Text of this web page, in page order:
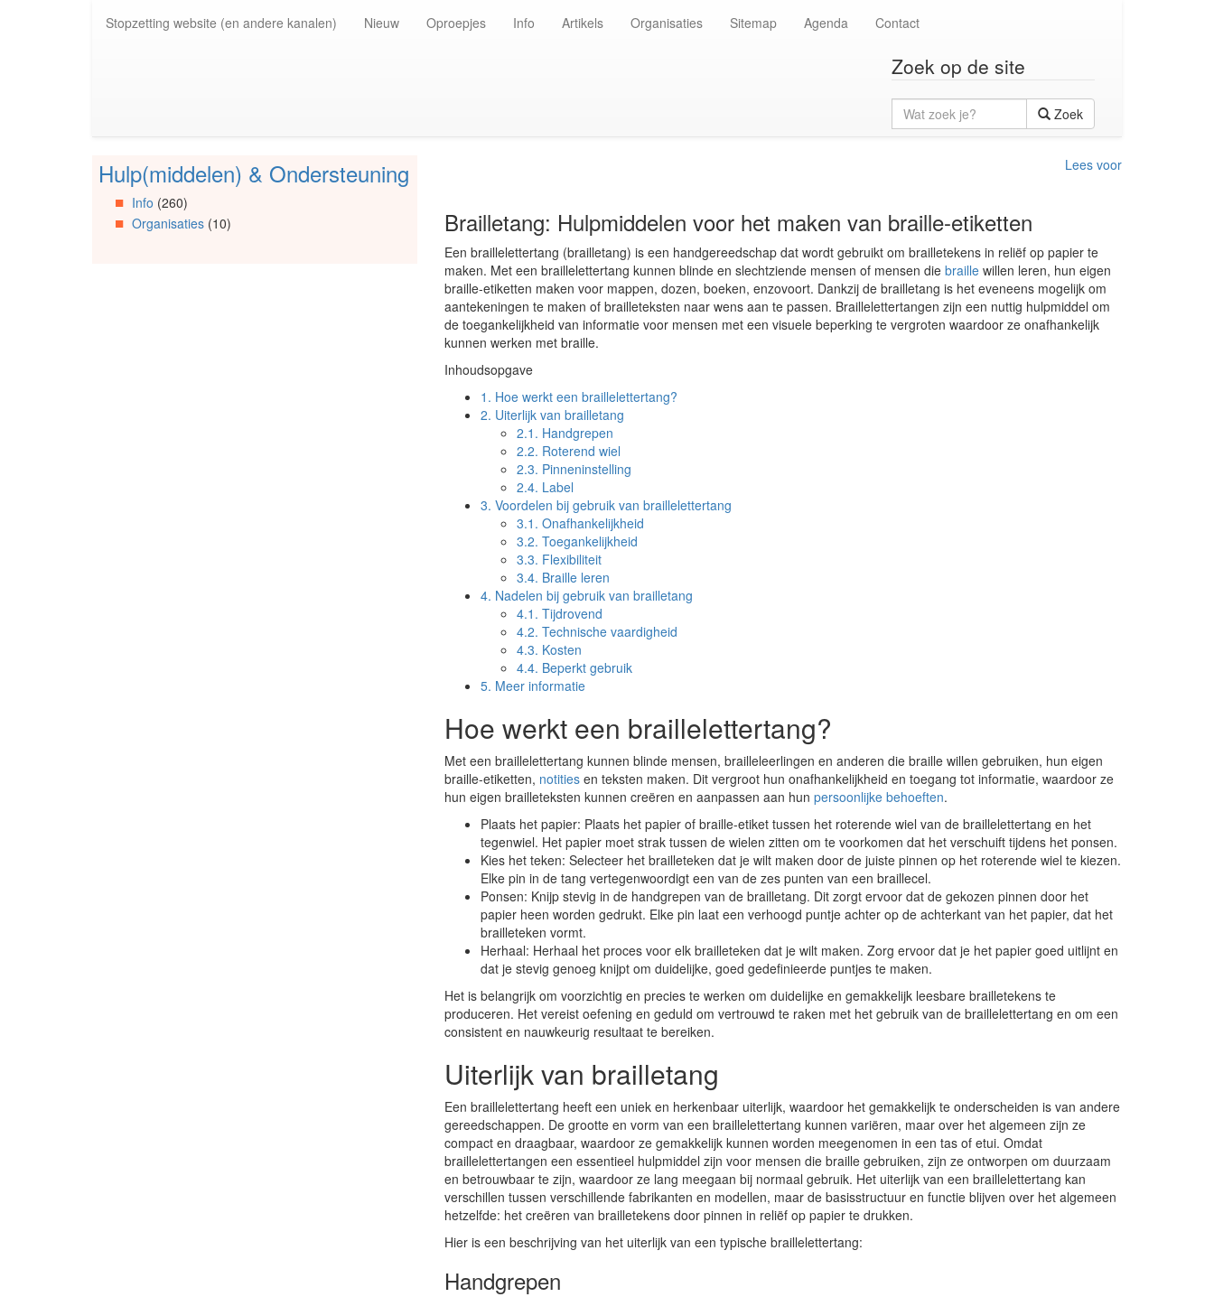
Stopzetting website (en andere kanalen) Nieuw Oproepjes Info Artikels Organisaties Sitemap Agenda Contact
Zoek op de site
Wat
zoek
je?
Zoek
Spring
Artikels
Spring
Hulp(middelen) & Ondersteuning
Info (260)
Organisaties(10)
Lees voor
Brailletang: Hulpmiddelen voor het maken van braille-etiketten
Een braillelettertang (brailletang) is een handgereedschap dat wordt gebruikt om brailletekens in reliëf op papier te
maken. Met een braillelettertang kunnen blinde en slechtziende mensen of mensen die braille willen leren, hun eigen
braille-etiketten maken voor mappen, dozen, boeken, enzovoort. Dankzij de brailletang is het eveneens mogelijk om
aantekeningen te maken of brailleteksten naar wens aan te passen. Braillelettertangen zijn een nuttig hulpmiddel om
de toegankelijkheid van informatie voor mensen met een visuele beperking te vergroten waardoor ze onafhankelijk
kunnen werken met braille.
Inhoudsopgave
1. Hoe werkt een braillelettertang?
2. Uiterlijk van brailletang
2.1. Handgrepen
2.2. Roterend wiel
2.3. Pinneninstelling
2.4. Label
3. Voordelen bij gebruik van braillelettertang
3.1. Onafhankelijkheid
3.2. Toegankelijkheid
3.3. Flexibiliteit
3.4. Braille leren
4. Nadelen bij gebruik van brailletang
4.1. Tijdrovend
4.2. Technische vaardigheid
4.3. Kosten
4.4. Beperkt gebruik
5. Meer informatie
Hoe werkt een braillelettertang?
Met een braillelettertang kunnen blinde mensen, brailleleerlingen en anderen die braille willen gebruiken, hun eigen
braille-etiketten, notities en teksten maken. Dit vergroot hun onafhankelijkheid en toegang tot informatie, waardoor ze
hun eigen brailleteksten kunnen creëren en aanpassen aan hun persoonlijke behoeften.
Plaats het papier: Plaats het papier of braille-etiket tussen het roterende wiel van de braillelettertang en het
tegenwiel. Het papier moet strak tussen de wielen zitten om te voorkomen dat het verschuift tijdens het ponsen.
Kies het teken: Selecteer het brailleteken dat je wilt maken door de juiste pinnen op het roterende wiel te kiezen.
Elke pin in de tang vertegenwoordigt een van de zes punten van een braillecel.
Ponsen: Knijp stevig in de handgrepen van de brailletang. Dit zorgt ervoor dat de gekozen pinnen door het
papier heen worden gedrukt. Elke pin laat een verhoogd puntje achter op de achterkant van het papier, dat het
brailleteken vormt.
Herhaal: Herhaal het proces voor elk brailleteken dat je wilt maken. Zorg ervoor dat je het papier goed uitlijnt en
dat je stevig genoeg knijpt om duidelijke, goed gedefinieerde puntjes te maken.
Het is belangrijk om voorzichtig en precies te werken om duidelijke en gemakkelijk leesbare brailletekens te
produceren. Het vereist oefening en geduld om vertrouwd te raken met het gebruik van de braillelettertang en om een
consistent en nauwkeurig resultaat te bereiken.
Uiterlijk van brailletang
Een braillelettertang heeft een uniek en herkenbaar uiterlijk, waardoor het gemakkelijk te onderscheiden is van andere
gereedschappen. De grootte en vorm van een braillelettertang kunnen variëren, maar over het algemeen zijn ze
compact en draagbaar, waardoor ze gemakkelijk kunnen worden meegenomen in een tas of etui. Omdat
braillelettertangen een essentieel hulpmiddel zijn voor mensen die braille gebruiken, zijn ze ontworpen om duurzaam
en betrouwbaar te zijn, waardoor ze lang meegaan bij normaal gebruik. Het uiterlijk van een braillelettertang kan
verschillen tussen verschillende fabrikanten en modellen, maar de basisstructuur en functie blijven over het algemeen
hetzelfde: het creëren van brailletekens door pinnen in reliëf op papier te drukken.
Hier is een beschrijving van het uiterlijk van een typische braillelettertang:
Handgrepen